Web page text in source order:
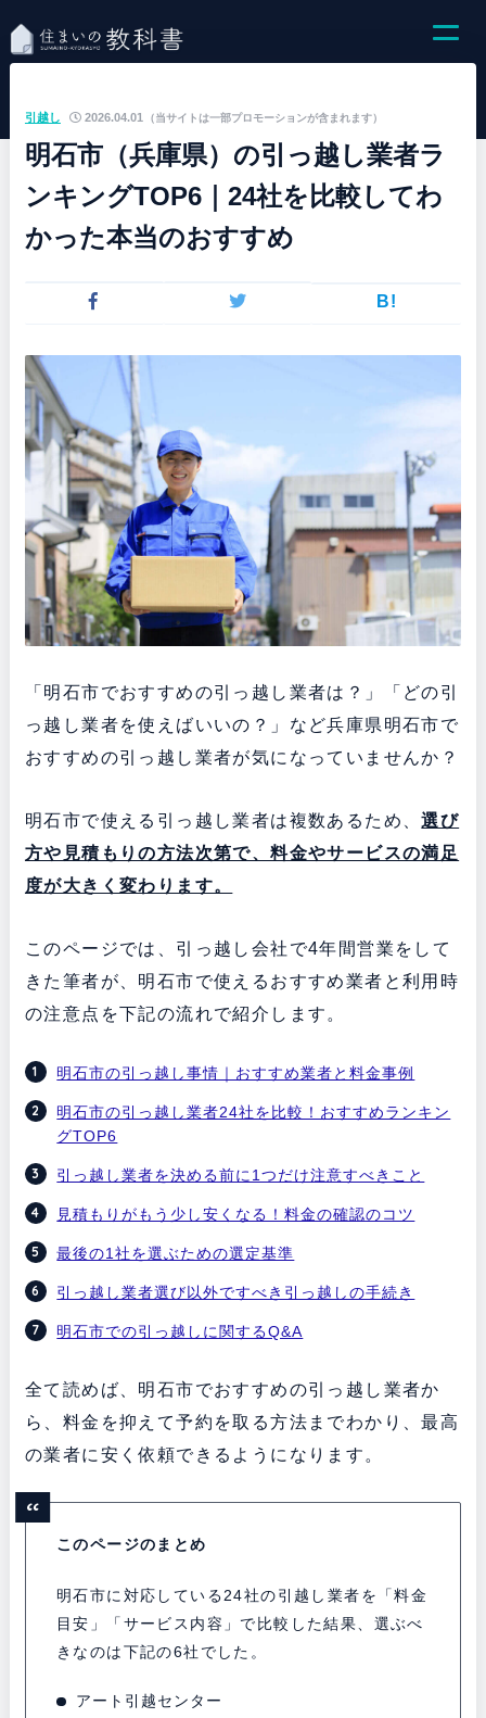
（当サイトは一部プロモーションが含まれます）
引越し 2026.04.01
明石市（兵庫県）の引っ越し業者ラ
ンキングTOP6｜24社を比較してわ
かった本当のおすすめ
B!
「明石市でおすすめの引っ越し業者は？」「どの引
っ越し業者を使えばいいの？」など兵庫県明石市で
おすすめの引っ越し業者が気になっていませんか？
明石市で使える引っ越し業者は複数あるため、選び
方や見積もりの方法次第で、料金やサービスの満足
度が大きく変わります。
このページでは、引っ越し会社で4年間営業をして
きた筆者が、明石市で使えるおすすめ業者と利用時
の注意点を下記の流れで紹介します。
明石市の引っ越し事情｜おすすめ業者と料金事例
明石市の引っ越し業者24社を比較！おすすめランキン
グTOP6
引っ越し業者を決める前に1つだけ注意すべきこと
見積もりがもう少し安くなる！料金の確認のコツ
最後の1社を選ぶための選定基準
引っ越し業者選び以外ですべき引っ越しの手続き
明石市での引っ越しに関するQ&A
全て読めば、明石市でおすすめの引っ越し業者か
ら、料金を抑えて予約を取る方法までわかり、最高
の業者に安く依頼できるようになります。
このページのまとめ
明石市に対応している24社の引越し業者を「料金
目安」「サービス内容」で比較した結果、選ぶべ
きなのは下記の6社でした。
アート引越センター